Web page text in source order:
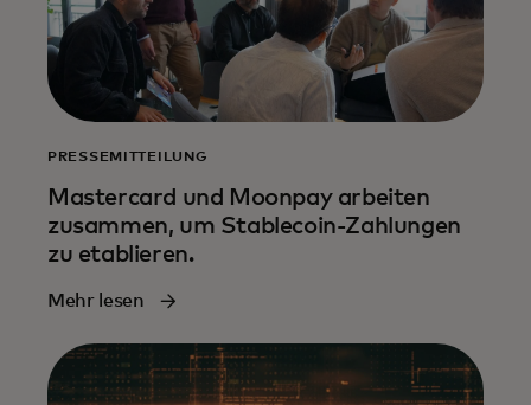
PRESSEMITTEILUNG
Mastercard und Moonpay arbeiten
zusammen, um Stablecoin-Zahlungen
zu etablieren.
Mehr lesen